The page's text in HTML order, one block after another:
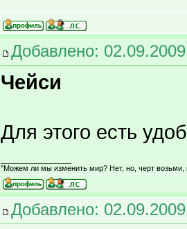
Добавлено:
Чейси
Для этого есть
"Можем ли мы изменить мир? Нет, но, черт
Добавлено: